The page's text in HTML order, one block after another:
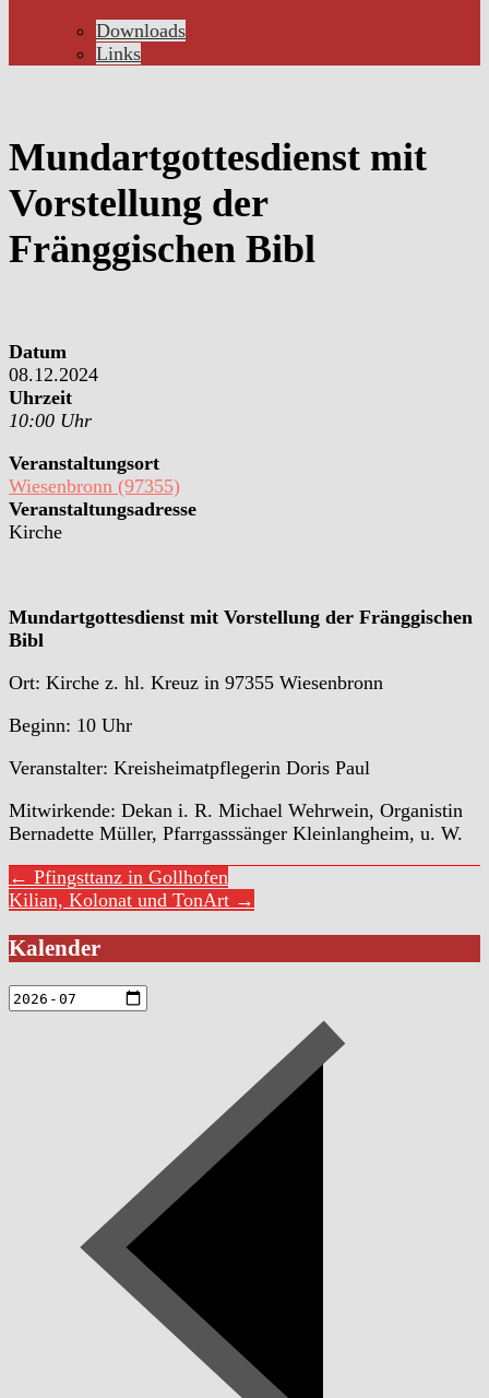
Downloads
Links
Mundartgottesdienst mit
Vorstellung der
Fränggischen Bibl
Datum
08.12.2024
Uhrzeit
10:00 Uhr
Veranstaltungsort
Wiesenbronn (97355)
Veranstaltungsadresse
Kirche
Mundartgottesdienst mit Vorstellung der Fränggischen
Bibl
Ort: Kirche z. hl. Kreuz in 97355 Wiesenbronn
Beginn: 10 Uhr
Veranstalter: Kreisheimatpflegerin Doris Paul
Mitwirkende: Dekan i. R. Michael Wehrwein, Organistin
Bernadette Müller, Pfarrgasssänger Kleinlangheim, u. W.
← Pfingsttanz in Gollhofen
Kilian, Kolonat und TonArt →
Kalender